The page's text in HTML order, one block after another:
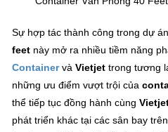
Sự hợp tác thành công trong dự
feet này mở ra nhiều tiềm năng
ContainervàVietjet trong tương
những ưu điểm vượt trội của
thể tiếp tục đồng hành cùng
phát triển khác tại các sân bay